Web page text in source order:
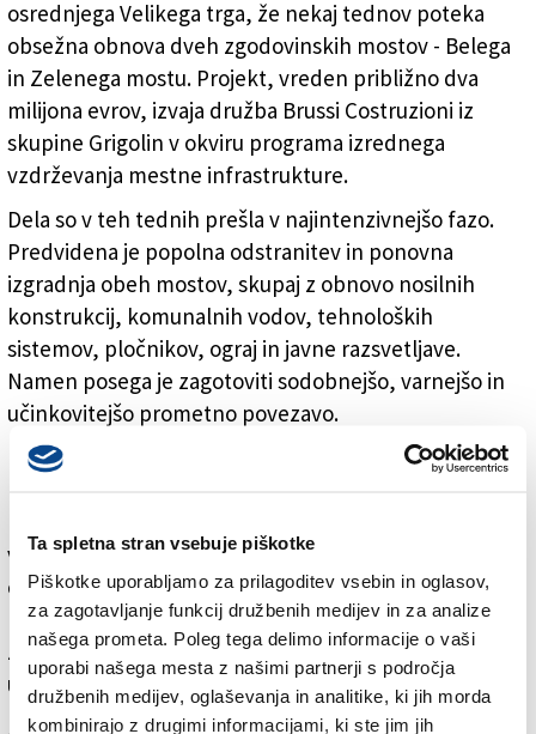
Ta spletna stran vsebuje piškotke
Piškotke uporabljamo za prilagoditev vsebin in oglasov,
za zagotavljanje funkcij družbenih medijev in za analize
našega prometa. Poleg tega delimo informacije o vaši
uporabi našega mesta z našimi partnerji s področja
družbenih medijev, oglaševanja in analitike, ki jih morda
kombinirajo z drugimi informacijami, ki ste jim jih
Zelenem mostu bodo stekla jeseni (FOTODAMJ@N)
osrednjega Velikega trga, že nekaj tednov poteka
obsežna obnova dveh zgodovinskih mostov - Belega
in Zelenega mostu. Projekt, vreden približno dva
milijona evrov, izvaja družba Brussi Costruzioni iz
skupine Grigolin v okviru programa izrednega
vzdrževanja mestne infrastrukture.
Dela so v teh tednih prešla v najintenzivnejšo fazo.
Predvidena je popolna odstranitev in ponovna
izgradnja obeh mostov, skupaj z obnovo nosilnih
konstrukcij, komunalnih vodov, tehnoloških
sistemov, pločnikov, ograj in javne razsvetljave.
Namen posega je zagotoviti sodobnejšo, varnejšo in
učinkovitejšo prometno povezavo.
Posebnost gradbišča je njegova tesna odvisnost od
vsakodnevno prilagajati ritmu plime in oseke. Med
oseko lahko ekipe neposredno izvajajo gradbena dela
na konstrukcijah, medtem ko je ob visoki plimi za
zahtevnejše posege potrebna pomoč posebej
usposobljenih potapljačev.